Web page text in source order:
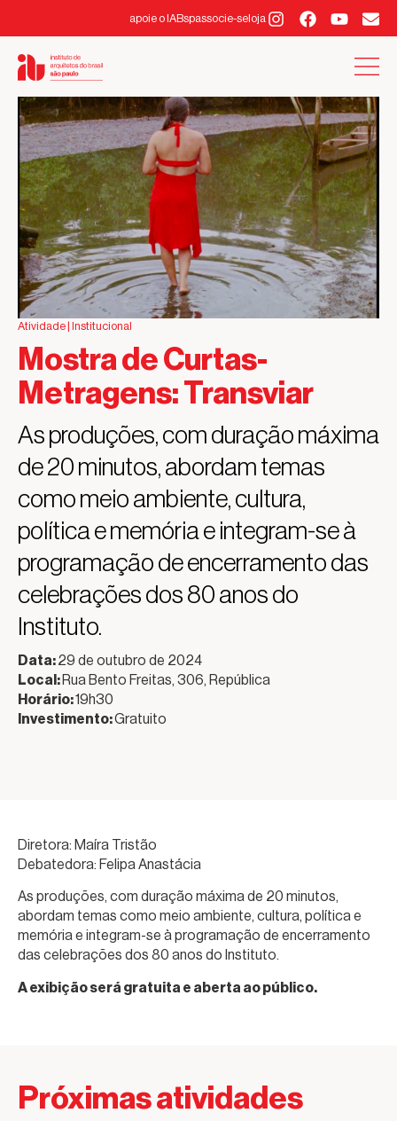
apoie o IABspassocie-seloja
Atividade | Institucional
Mostra de Curtas-
Metragens: Transviar
As produções, com duração máxima
de 20 minutos, abordam temas
como meio ambiente, cultura,
política e memória e integram-se à
programação de encerramento das
celebrações dos 80 anos do
Instituto.
Data:29 de outubro de 2024
Local:Rua Bento Freitas, 306, República
Horário:19h30
Investimento:Gratuito
Diretora: Maíra Tristão
Debatedora: Felipa Anastácia
As produções, com duração máxima de 20 minutos,
abordam temas como meio ambiente, cultura, política e
memória e integram-se à programação de encerramento
das celebrações dos 80 anos do Instituto.
A exibição será gratuita e aberta ao público.
Próximas atividades